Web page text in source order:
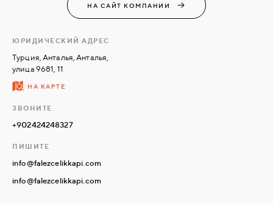
С
НАМИ
НА САЙТ КОМПАНИИ
ЮРИДИЧЕСКИЙ АДРЕС
Турция, Анталья, Анталья,
улица 9681, 11
НА КАРТЕ
ЗВОНИТЕ
+902424248327
ПИШИТЕ
info@falezcelikkapi.com
info@falezcelikkapi.com